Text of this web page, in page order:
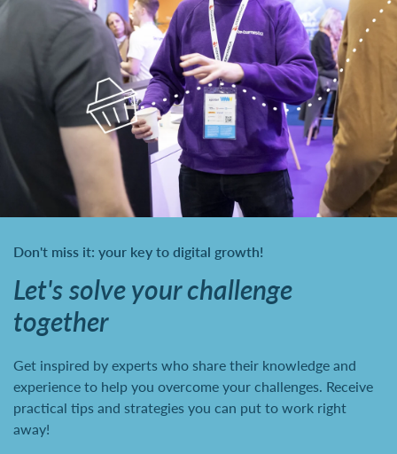
Don't miss it: your key to digital growth!
Let's solve your challenge
together
Get inspired by experts who share their knowledge and
experience to help you overcome your challenges. Receive
practical tips and strategies you can put to work right
away!